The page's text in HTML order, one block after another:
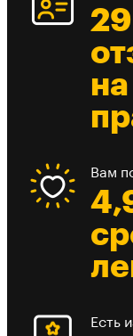
Вам
Есть